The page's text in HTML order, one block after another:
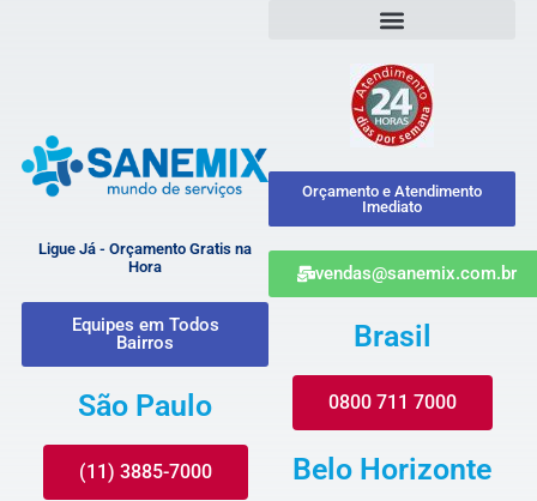
Ligue Já - Orçamento Gratis na
Hora
Equipes em Todos
Bairros
São Paulo
(11) 3885-7000
Orçamento e Atendimento
Imediato
vendas@sanemix.com.br
Brasil
0800 711 7000
Belo Horizonte